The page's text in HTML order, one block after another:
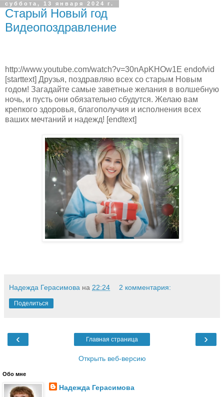
суббота, 13 января 2024 г.
Старый Новый год
Видеопоздравление
http://www.youtube.com/watch?v=30nApKHOw1E endofvid
[starttext] Друзья, поздравляю всех со старым Новым
годом! Загадайте самые заветные желания в волшебную
ночь, и пусть они обязательно сбудутся. Желаю вам
крепкого здоровья, благополучия и исполнения всех
ваших мечтаний и надежд! [endtext]
Надежда Герасимова на 22:24 2 комментария:
Поделиться
‹ ›
Главная страница
Открыть веб-версию
Обо мне
Надежда Герасимова